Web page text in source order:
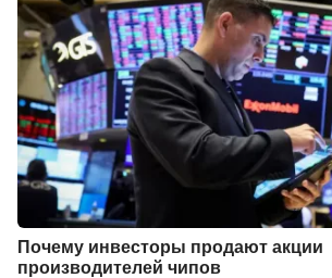
Почему инвесторы продают акции
производителей чипов